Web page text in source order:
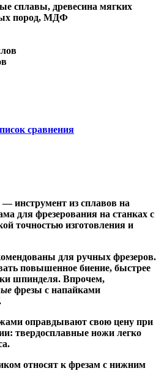
сплавы, древесина мягких
пород, МДФ
сравнения
— инструмент из сплавов на
для фрезерования на станках с
точностью изготовления и
для ручных фрезеров.
повышенное биение, быстрее
шпинделя. Впрочем,
фрезы с напайками
оправдывают свою цену при
твердосплавные ножи легко
относят к фрезам с нижним